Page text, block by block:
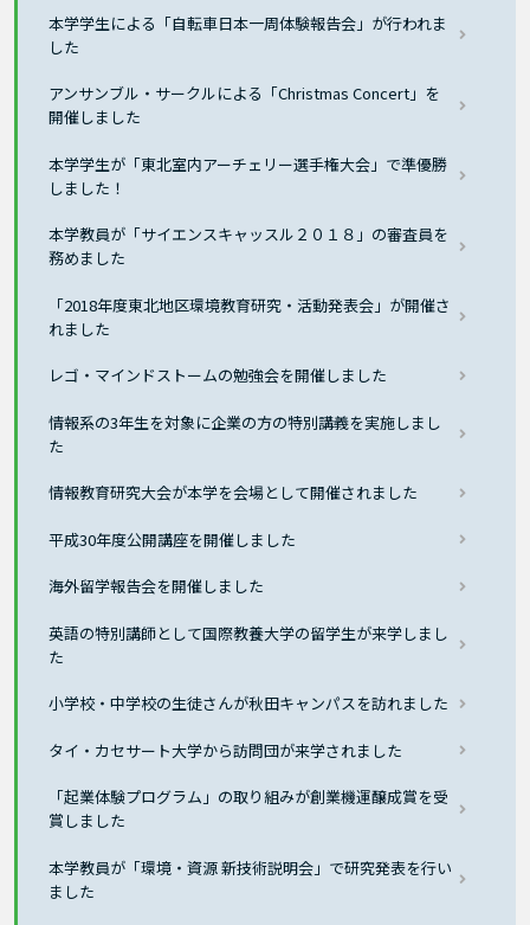
本学学生による「自転車日本一周体験報告会」が行われま
した
アンサンブル・サークルによる「Christmas Concert」を
開催しました
本学学生が「東北室内アーチェリー選手権大会」で準優勝
しました！
本学教員が「サイエンスキャッスル２０１８」の審査員を
務めました
「2018年度東北地区環境教育研究・活動発表会」が開催さ
れました
レゴ・マインドストームの勉強会を開催しました
情報系の3年生を対象に企業の方の特別講義を実施しまし
た
情報教育研究大会が本学を会場として開催されました
平成30年度公開講座を開催しました
海外留学報告会を開催しました
英語の特別講師として国際教養大学の留学生が来学しまし
た
小学校・中学校の生徒さんが秋田キャンパスを訪れました
タイ・カセサート大学から訪問団が来学されました
「起業体験プログラム」の取り組みが創業機運醸成賞を受
賞しました
本学教員が「環境・資源 新技術説明会」で研究発表を行い
ました